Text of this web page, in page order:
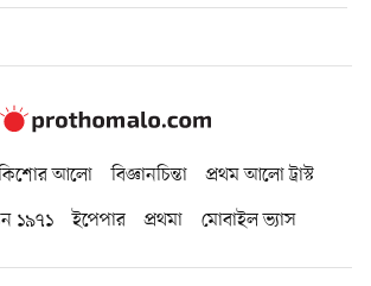
আলো বিজ্ঞানচিন্তা
প্রথম আলো ট্রাস্ট
১৯৭১ ইপেপার প্রথমা মোবাইল ভ্যাস